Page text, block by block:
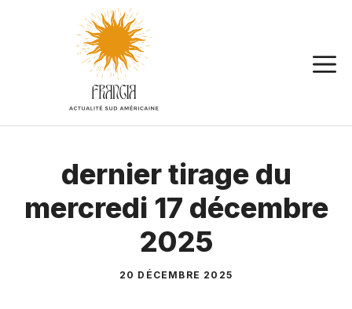
dernier tirage du
mercredi 17 décembre
2025
20 DÉCEMBRE 2025